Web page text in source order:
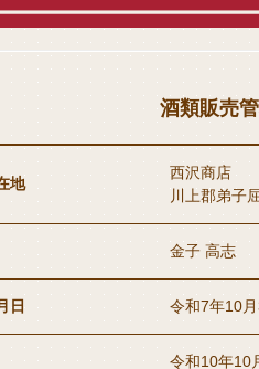
酒類販売
地
西沢商店
川上郡弟子
金子 高志
日 令和7年10
令和10年10